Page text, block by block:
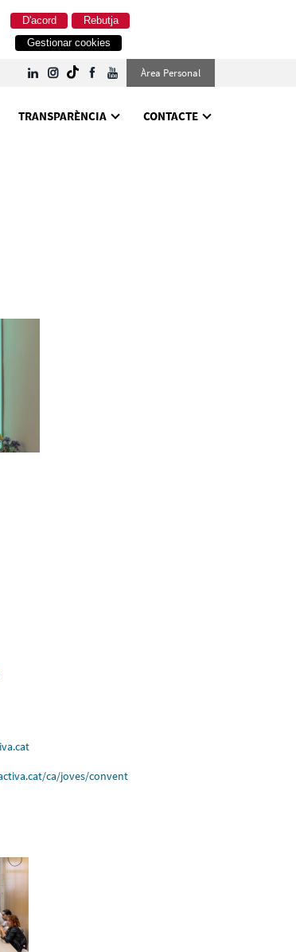
Rebutja
D'acord
Gestionar cookies
Àrea Personal
TRANSPARÈNCIA CONTACTE
ca/joves/convent